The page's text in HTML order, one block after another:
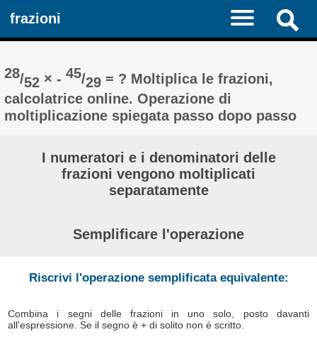
frazioni
28/52 × -45/29 = ? Moltiplica le frazioni,
calcolatrice online. Operazione di
moltiplicazione spiegata passo dopo passo
I numeratori e i denominatori delle
frazioni vengono moltiplicati
separatamente
Semplificare l'operazione
Riscrivi l'operazione semplificata equivalente:
Combina i segni delle frazioni in uno solo, posto davanti
all'espressione. Se il segno è + di solito non è scritto.